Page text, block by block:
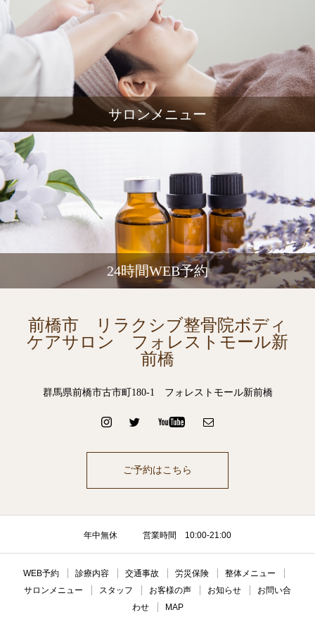
サロンメニュー
24時間WEB予約
前橋市 リラクシブ整骨院ボディ
ケアサロン フォレストモール新
前橋
群馬県前橋市古市町180-1 フォレストモール新前橋
ご予約はこちら
年中無休 営業時間 10:00-21:00
WEB予約 診療内容 交通事故 労災保険
整体メニュー
サロンメニュー
スタッフ お客様の声 お知らせ
お問い合
わせ
MAP